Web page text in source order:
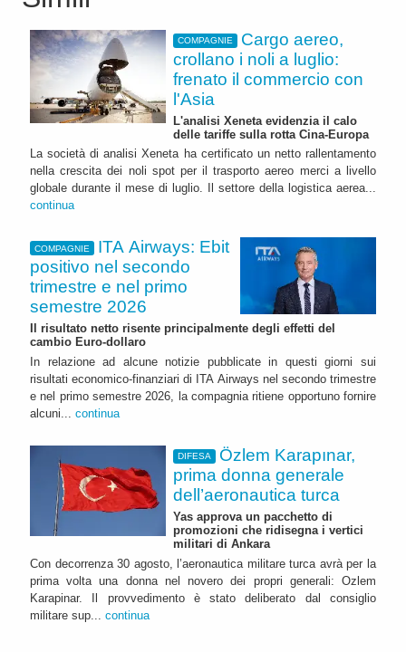
COMPAGNIE
Cargo aereo,
crollano i noli a luglio:
frenato il commercio con
l'Asia
L'analisi Xeneta evidenzia il calo
delle tariffe sulla rotta Cina-Europa
La società di analisi Xeneta ha certificato un netto rallentamento
nella crescita dei noli spot per il trasporto aereo merci a livello
globale durante il mese di luglio. Il settore della logistica aerea...
continua
COMPAGNIE
ITA Airways: Ebit
positivo nel secondo
trimestre e nel primo
semestre 2026
Il risultato netto risente principalmente degli effetti del
cambio Euro-dollaro
In relazione ad alcune notizie pubblicate in questi giorni sui
risultati economico-finanziari di ITA Airways nel secondo trimestre
e nel primo semestre 2026, la compagnia ritiene opportuno fornire
alcuni... continua
DIFESA
Özlem Karapınar,
prima donna generale
dell’aeronautica turca
Yas approva un pacchetto di
promozioni che ridisegna i vertici
militari di Ankara
Con decorrenza 30 agosto, l’aeronautica militare turca avrà per la
prima volta una donna nel novero dei propri generali: Ozlem
Karapinar. Il provvedimento è stato deliberato dal consiglio
militare sup... continua